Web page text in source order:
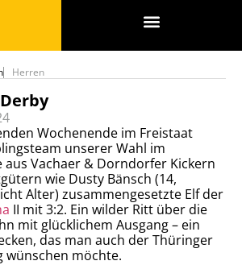
Herren
Wochenende im Freistaat
unserer Wahl im
aus Vachaer & Dorndorfer Kickern
wie Dusty Bänsch (14,
Alter) zusammengesetzte Elf der
II mit 3:2. Ein wilder Ritt über die
mit glücklichem Ausgang – ein
das man auch der Thüringer
wünschen möchte.